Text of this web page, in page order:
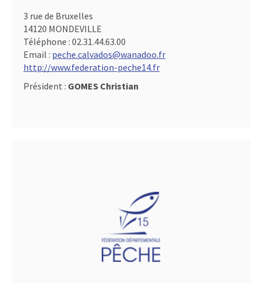
3 rue de Bruxelles
14120 MONDEVILLE
Téléphone : 02.31.44.63.00
Email : peche.calvados@wanadoo.fr
http://www.federation-peche14.fr
Président : GOMES Christian